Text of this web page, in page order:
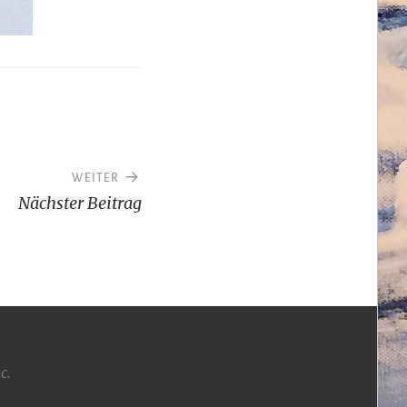
WEITER
Nächster Beitrag
.